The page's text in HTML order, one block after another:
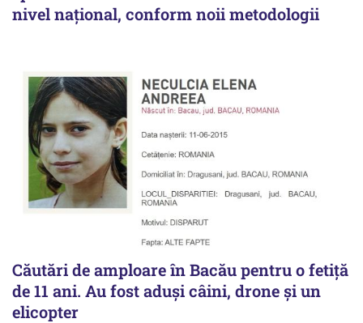
nivel național, conform noii metodologii
Căutări de amploare în Bacău pentru o fetiță
de 11 ani. Au fost aduși câini, drone și un
elicopter